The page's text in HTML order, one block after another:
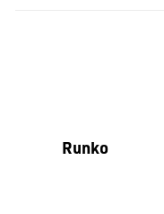
Runko